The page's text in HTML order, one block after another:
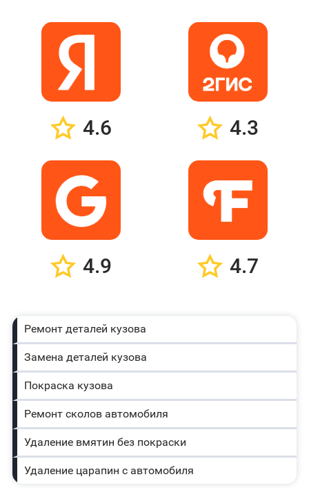
4.6 4.3
4.9 4.7
Ремонт деталей кузова
Замена деталей кузова
Покраска кузова
Ремонт сколов автомобиля
Удаление вмятин без покраски
Удаление царапин с автомобиля